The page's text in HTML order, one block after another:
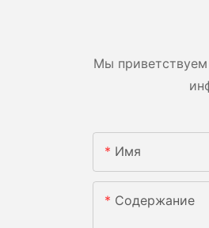
Мы приветствуем
Имя
Содержание